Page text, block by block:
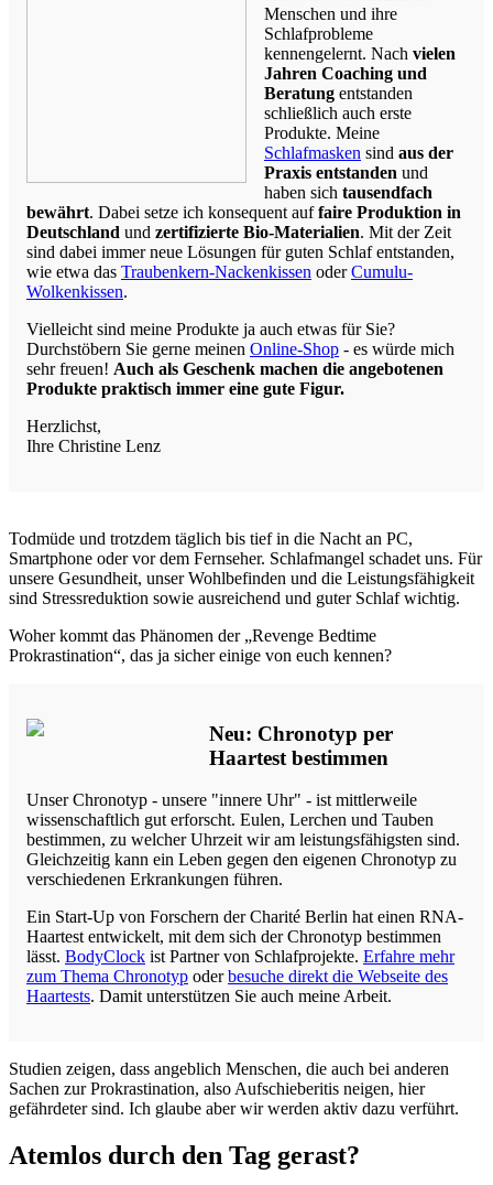
Menschen und ihre
Schlafprobleme
kennengelernt. Nach vielen
Jahren Coaching und
Beratung entstanden
schließlich auch erste
Produkte. Meine
Schlafmasken sind aus der
Praxis entstanden und
haben sich tausendfach
bewährt. Dabei setze ich konsequent auffaire Produktion in
Deutschland und zertifizierte Bio-Materialien. Mit der Zeit
sind dabei immer neue Lösungen für guten Schlaf entstanden,
wie etwa das Traubenkern-Nackenkissen oderCumulu-
Wolkenkissen.
Vielleicht sind meine Produkte ja auch etwas für Sie?
Durchstöbern Sie gerne meinen Online-Shop - es würde mich
sehr freuen! Auch als Geschenk machen die angebotenen
Produkte praktisch immer eine gute Figur.
Herzlichst,
Ihre Christine Lenz
Todmüde und trotzdem täglich bis tief in die Nacht an PC,
Smartphone oder vor dem Fernseher. Schlafmangel schadet uns. Für
unsere Gesundheit, unser Wohlbefinden und die Leistungsfähigkeit
sind Stressreduktion sowie ausreichend und guter Schlaf wichtig.
Woher kommt das Phänomen der „Revenge Bedtime
Prokrastination“, das ja sicher einige von euch kennen?
Neu: Chronotyp per
Haartest bestimmen
Unser Chronotyp - unsere "innere Uhr" - ist mittlerweile
wissenschaftlich gut erforscht. Eulen, Lerchen und Tauben
bestimmen, zu welcher Uhrzeit wir am leistungsfähigsten sind.
Gleichzeitig kann ein Leben gegen den eigenen Chronotyp zu
verschiedenen Erkrankungen führen.
Ein Start-Up von Forschern der Charité Berlin hat einen RNA-
Haartest entwickelt, mit dem sich der Chronotyp bestimmen
lässt. BodyClock ist Partner von Schlafprojekte. Erfahre mehr
zum Thema Chronotyp oderbesuche direkt die Webseite des
Haartests. Damit unterstützen Sie auch meine Arbeit.
Studien zeigen, dass angeblich Menschen, die auch bei anderen
Sachen zur Prokrastination, also Aufschieberitis neigen, hier
gefährdeter sind. Ich glaube aber wir werden aktiv dazu verführt.
Atemlos durch den Tag gerast?